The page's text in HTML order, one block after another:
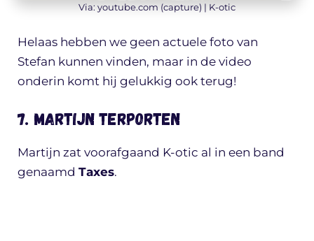
Via: youtube.com (capture) | K-otic
Helaas hebben we geen actuele foto van
Stefan kunnen vinden, maar in de video
onderin komt hij gelukkig ook terug!
7. Martijn Terporten
Martijn zat voorafgaand K-otic al in een band
genaamd Taxes.